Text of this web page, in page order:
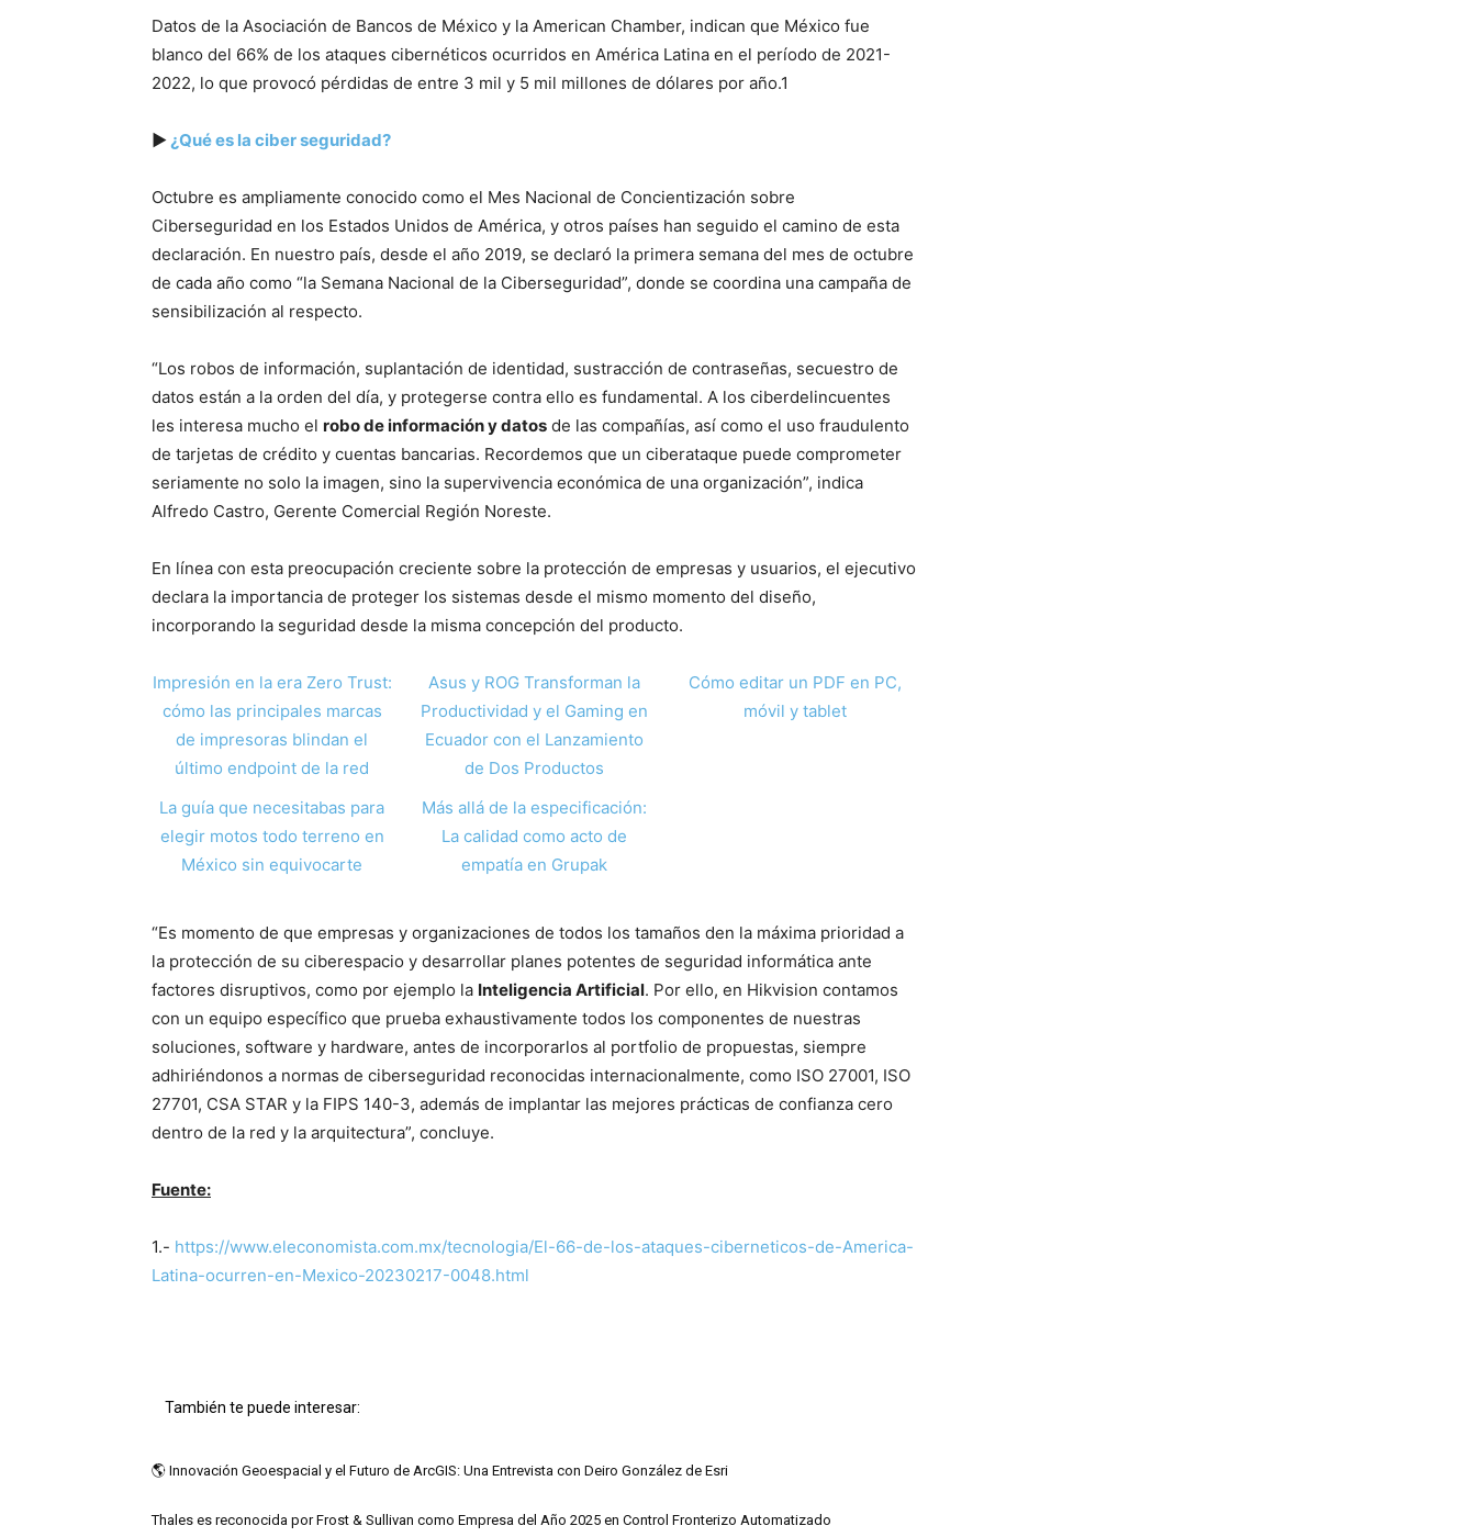
Datos de la Asociación de Bancos de México y la American Chamber, indican que México fue
blanco del 66% de los ataques cibernéticos ocurridos en América Latina en el período de 2021-
2022, lo que provocó pérdidas de entre 3 mil y 5 mil millones de dólares por año.1
▶¿Qué es la ciber seguridad?
Octubre es ampliamente conocido como el Mes Nacional de Concientización sobre
Ciberseguridad en los Estados Unidos de América, y otros países han seguido el camino de esta
declaración. En nuestro país, desde el año 2019, se declaró la primera semana del mes de octubre
de cada año como “la Semana Nacional de la Ciberseguridad”, donde se coordina una campaña de
sensibilización al respecto.
“Los robos de información, suplantación de identidad, sustracción de contraseñas, secuestro de
datos están a la orden del día, y protegerse contra ello es fundamental. A los ciberdelincuentes
les interesa mucho el robo de información y datos de las compañías, así como el uso fraudulento
de tarjetas de crédito y cuentas bancarias. Recordemos que un ciberataque puede comprometer
seriamente no solo la imagen, sino la supervivencia económica de una organización”, indica
Alfredo Castro, Gerente Comercial Región Noreste.
En línea con esta preocupación creciente sobre la protección de empresas y usuarios, el ejecutivo
declara la importancia de proteger los sistemas desde el mismo momento del diseño,
incorporando la seguridad desde la misma concepción del producto.
Impresión en la era Zero Trust:
cómo las principales marcas
de impresoras blindan el
último endpoint de la red
Asus y ROG Transforman la
Productividad y el Gaming en
Ecuador con el Lanzamiento
de Dos Productos
Cómo editar un PDF en PC,
móvil y tablet
La guía que necesitabas para
elegir motos todo terreno en
México sin equivocarte
Más allá de la especificación:
La calidad como acto de
empatía en Grupak
“Es momento de que empresas y organizaciones de todos los tamaños den la máxima prioridad a
la protección de su ciberespacio y desarrollar planes potentes de seguridad informática ante
factores disruptivos, como por ejemplo la Inteligencia Artificial. Por ello, en Hikvision contamos
con un equipo específico que prueba exhaustivamente todos los componentes de nuestras
soluciones, software y hardware, antes de incorporarlos al portfolio de propuestas, siempre
adhiriéndonos a normas de ciberseguridad reconocidas internacionalmente, como ISO 27001, ISO
27701, CSA STAR y la FIPS 140-3, además de implantar las mejores prácticas de confianza cero
dentro de la red y la arquitectura”, concluye.
Fuente:
1.- https://www.eleconomista.com.mx/tecnologia/El-66-de-los-ataques-ciberneticos-de-America-
Latina-ocurren-en-Mexico-20230217-0048.html
También te puede interesar:
🌎 Innovación Geoespacial y el Futuro de ArcGIS: Una Entrevista con Deiro González de Esri
Thales es reconocida por Frost & Sullivan como Empresa del Año 2025 en Control Fronterizo Automatizado